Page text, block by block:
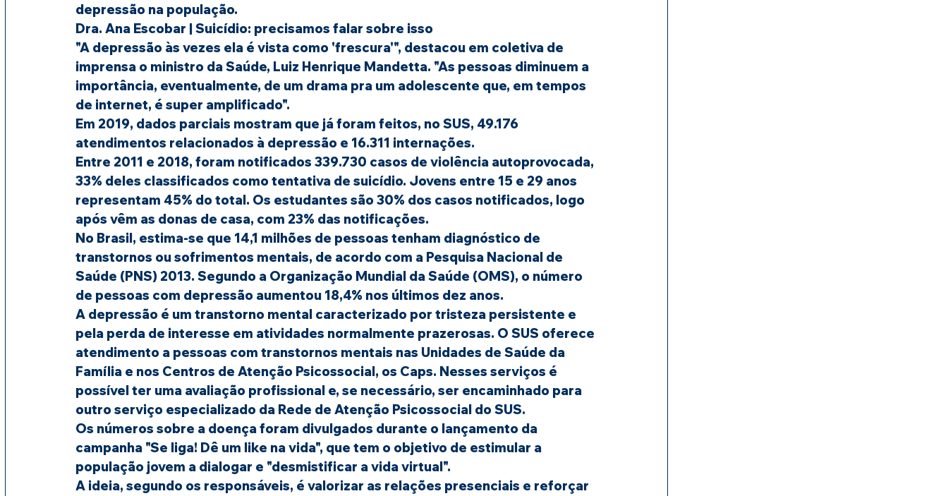
depressão na população.
Dra. Ana Escobar | Suicídio: precisamos falar sobre isso
"A depressão às vezes ela é vista como 'frescura'", destacou em coletiva de
imprensa o ministro da Saúde, Luiz Henrique Mandetta. "As pessoas diminuem a
importância, eventualmente, de um drama pra um adolescente que, em tempos
de internet, é super amplificado".
Em 2019, dados parciais mostram que já foram feitos, no SUS, 49.176
atendimentos relacionados à depressão e 16.311 internações.
Entre 2011 e 2018, foram notificados 339.730 casos de violência autoprovocada,
33% deles classificados como tentativa de suicídio. Jovens entre 15 e 29 anos
representam 45% do total. Os estudantes são 30% dos casos notificados, logo
após vêm as donas de casa, com 23% das notificações.
No Brasil, estima-se que 14,1 milhões de pessoas tenham diagnóstico de
transtornos ou sofrimentos mentais, de acordo com a Pesquisa Nacional de
Saúde (PNS) 2013. Segundo a Organização Mundial da Saúde (OMS), o número
de pessoas com depressão aumentou 18,4% nos últimos dez anos.
A depressão é um transtorno mental caracterizado por tristeza persistente e
pela perda de interesse em atividades normalmente prazerosas. O SUS oferece
atendimento a pessoas com transtornos mentais nas Unidades de Saúde da
Família e nos Centros de Atenção Psicossocial, os Caps. Nesses serviços é
possível ter uma avaliação profissional e, se necessário, ser encaminhado para
outro serviço especializado da Rede de Atenção Psicossocial do SUS.
Os números sobre a doença foram divulgados durante o lançamento da
campanha "Se liga! Dê um like na vida", que tem o objetivo de estimular a
população jovem a dialogar e "desmistificar a vida virtual".
A ideia, segundo os responsáveis, é valorizar as relações presenciais e reforçar